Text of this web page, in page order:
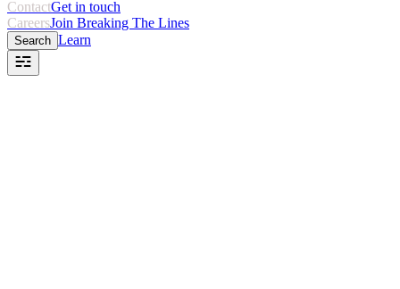
ContactGet in touch
CareersJoin Breaking The Lines
Search Learn